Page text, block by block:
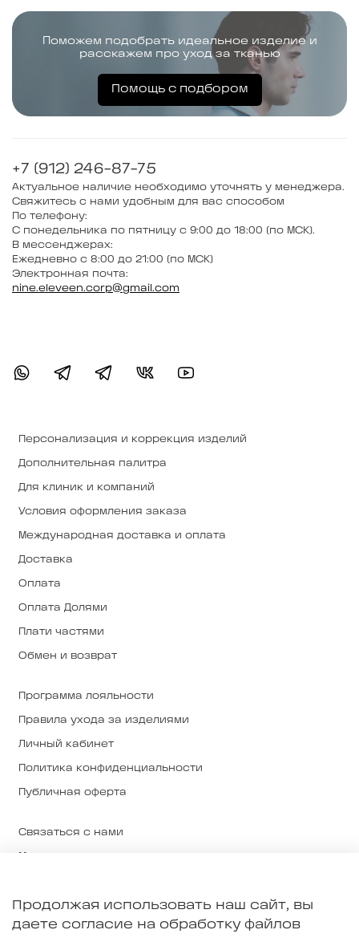
Поможем подобрать идеальное изделие и
расскажем про уход за тканью
Помощь с подбором
Персонализация и коррекция изделий
Дополнительная палитра
Для клиник и компаний
Условия оформления заказа
Международная доставка и оплата
Доставка
Оплата
Оплата Долями
Плати частями
Обмен и возврат
Программа лояльности
Правила ухода за изделиями
Личный кабинет
Политика конфиденциальности
Публичная оферта
Связаться с нами
О ткани и производстве
Примерка в Екатеринбурге
+7 (912) 246-87-75
Актуальное наличие необходимо уточнять у менеджера.
Свяжитесь с нами удобным для вас способом
По телефону:
С понедельника по пятницу с 9:00 до 18:00 (по МСК).
В мессенджерах:
Ежедневно с 8:00 до 21:00 (по МСК)
Электронная почта:
nine.eleveen.corp@gmail.com
Продолжая использовать наш сайт, вы
даете согласие на обработку файлов